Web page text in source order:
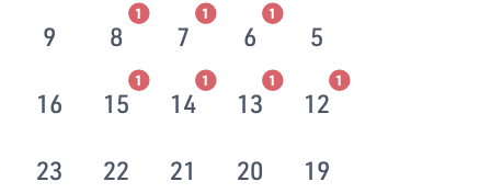
5
6
1
7
1
8
1
9
12
1
13
1
14
1
15
1
16
19
20
21
22
23